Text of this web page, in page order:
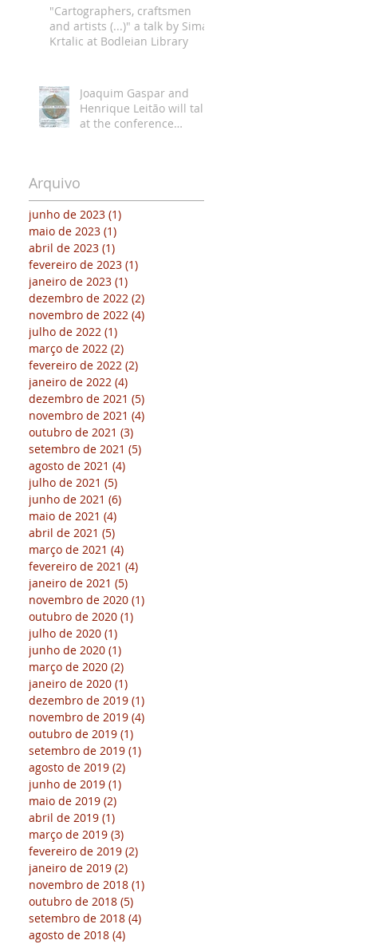
"Cartographers, craftsmen
and artists (...)" a talk by Sima
Krtalic at Bodleian Library
Joaquim Gaspar and
Henrique Leitão will talk
at the conference
Arquivo
junho de 2023 (1)
maio de 2023 (1)
abril de 2023 (1)
fevereiro de 2023 (1)
janeiro de 2023 (1)
dezembro de 2022 (2)
novembro de 2022 (4)
julho de 2022 (1)
março de 2022 (2)
fevereiro de 2022 (2)
janeiro de 2022 (4)
dezembro de 2021 (5)
novembro de 2021 (4)
outubro de 2021 (3)
setembro de 2021 (5)
agosto de 2021 (4)
julho de 2021 (5)
junho de 2021 (6)
maio de 2021 (4)
abril de 2021 (5)
março de 2021 (4)
fevereiro de 2021 (4)
janeiro de 2021 (5)
novembro de 2020 (1)
outubro de 2020 (1)
julho de 2020 (1)
junho de 2020 (1)
março de 2020 (2)
janeiro de 2020 (1)
dezembro de 2019 (1)
novembro de 2019 (4)
outubro de 2019 (1)
setembro de 2019 (1)
agosto de 2019 (2)
junho de 2019 (1)
maio de 2019 (2)
abril de 2019 (1)
março de 2019 (3)
fevereiro de 2019 (2)
janeiro de 2019 (2)
novembro de 2018 (1)
outubro de 2018 (5)
setembro de 2018 (4)
agosto de 2018 (4)